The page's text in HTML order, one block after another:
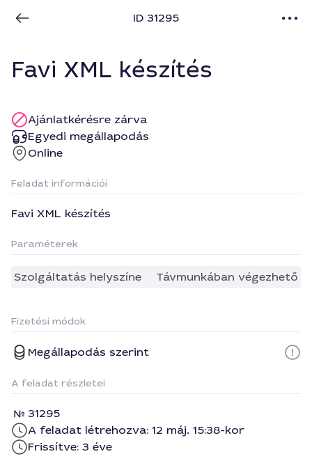
ID 31295
Favi XML készítés
Ajánlatkérésre zárva
Egyedi megállapodás
Online
Feladat információi
Favi XML készítés
Paraméterek
Szolgáltatás helyszíne Távmunkában végezhető
Fizetési módok
Megállapodás szerint
A feladat részletei
31295
A feladat létrehozva: 12 máj. 15:38-kor
Frissítve: 3 éve